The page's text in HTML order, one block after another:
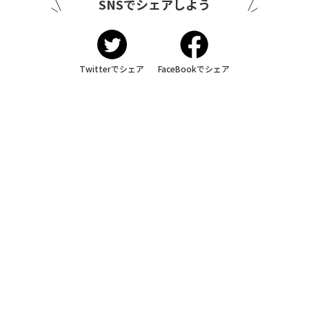
SNSでシェアしよう
Twitterでシェア FaceBookでシェア